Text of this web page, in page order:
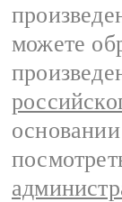
можете
основании